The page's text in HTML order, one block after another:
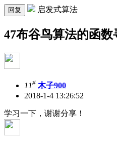
回复 启发式算法
47布谷鸟算法的函
11# 木子900
2018-1-4 13:26:52
学习一下，谢谢分享！